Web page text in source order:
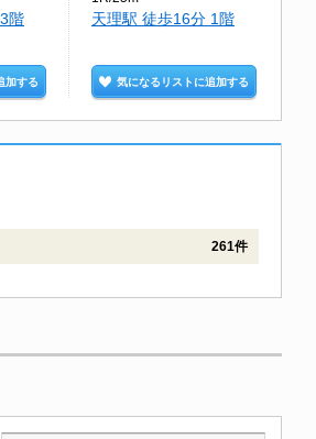
階
加する
天理駅 徒歩16分 1階
気になるリストに追加する
261件